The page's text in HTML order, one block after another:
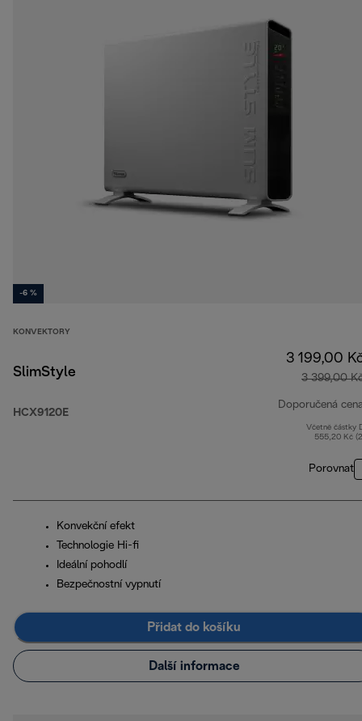
-6 %
KONVEKTORY
SlimStyle
HCX9120E
3 199,00
3 399,00
Doporučená
Včetně částky
555,20 Kč
Porovnat
Konvekční efekt
Technologie Hi-fi
Ideální pohodlí
Bezpečnostní vypnutí
Přidat do košíku
Další informace